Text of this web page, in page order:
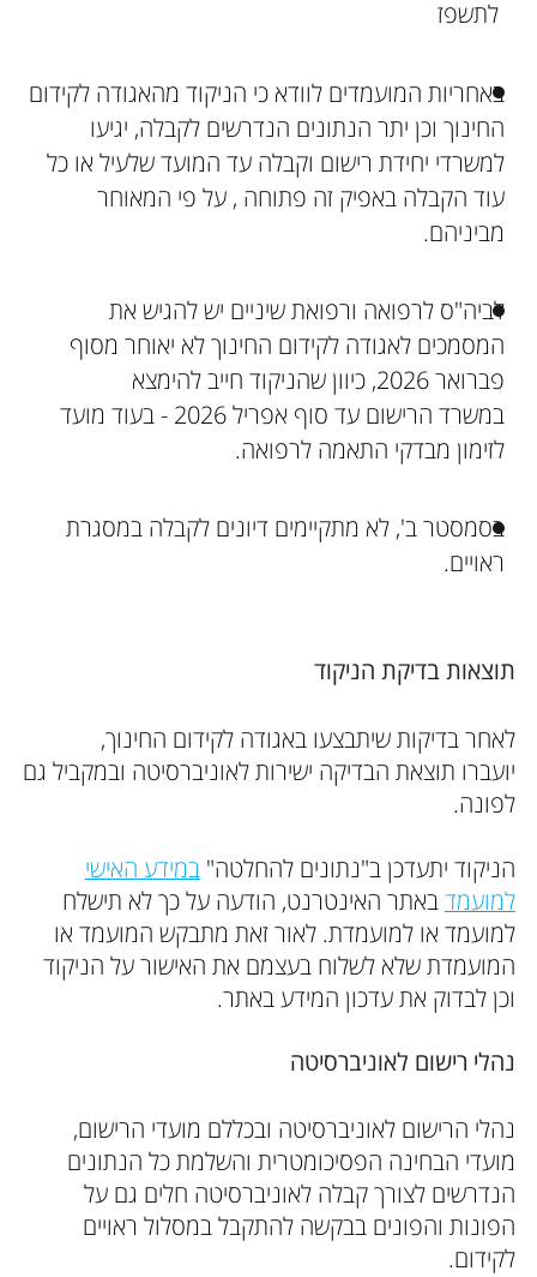
לתשפז
באחריות המועמדים לוודא כי הניקוד מהאגודה לקידום
החינוך וכן יתר הנתונים הנדרשים לקבלה, יגיעו
למשרדי יחידת רישום וקבלה עד המועד שלעיל או כל
עוד הקבלה באפיק זה פתוחה , על פי המאוחר
מביניהם.
לביה"ס לרפואה ורפואת שיניים יש להגיש את
המסמכים לאגודה לקידום החינוך לא יאוחר מסוף
פברואר 2026, כיוון שהניקוד חייב להימצא
במשרד הרישום עד סוף אפריל 2026 - בעוד מועד
לזימון מבדקי התאמה לרפואה.
בסמסטר ב', לא מתקיימים דיונים לקבלה במסגרת
ראויים.
תוצאות בדיקת הניקוד
לאחר בדיקות שיתבצעו באגודה לקידום החינוך,
יועברו תוצאת הבדיקה ישירות לאוניברסיטה ובמקביל גם
לפונה.
הניקוד יתעדכן ב"נתונים להחלטה"במידע האישי
למועמדבאתר האינטרנט, הודעה על כך לא תישלח
למועמד או למועמדת. לאור זאת מתבקש המועמד או
המועמדת שלא לשלוח בעצמם את האישור על הניקוד
וכן לבדוק את עדכון המידע באתר.
נהלי רישום לאוניברסיטה
נהלי הרישום לאוניברסיטה ובכללם מועדי הרישום,
מועדי הבחינה הפסיכומטרית והשלמת כל הנתונים
הנדרשים לצורך קבלה לאוניברסיטה חלים גם על
הפונות והפונים בבקשה להתקבל במסלול ראויים
לקידום.